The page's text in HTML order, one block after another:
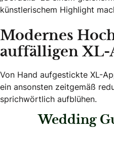
künstlerischem Highlight
Modernes
auffälligen
Von Hand aufgestickte XL-
ein ansonsten zeitgemäß
sprichwörtlich aufblühen.
Wedding